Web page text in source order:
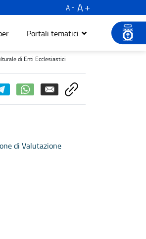
A
A
Portali tematici
di Enti Ecclesiastici - Turismo e
di Enti Ecclesiastici
di Valutazione